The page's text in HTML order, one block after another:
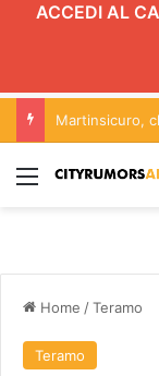
ACCEDI AL
Menu
Home /Teramo
Teramo